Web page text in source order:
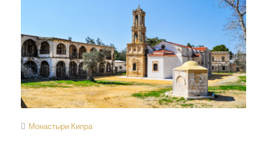
Монастыри Кипра